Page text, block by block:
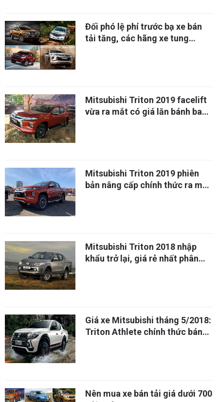
Đối phó lệ phí trước bạ xe bán
tải tăng, các hãng xe tung
Mitsubishi Triton 2019 facelift
vừa ra mắt có giá lăn bánh bao
Mitsubishi Triton 2019 phiên
bản nâng cấp chính thức ra mắt
Mitsubishi Triton 2018 nhập
khẩu trở lại, giá rẻ nhất phân
Giá xe Mitsubishi tháng 5/2018:
Triton Athlete chính thức bán
Nên mua xe bán tải giá dưới 700